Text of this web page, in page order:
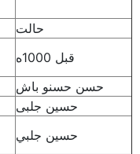
حالت
قبل 1000ه
حسن حسنو باش
حسين جلبى
حسين جلبي